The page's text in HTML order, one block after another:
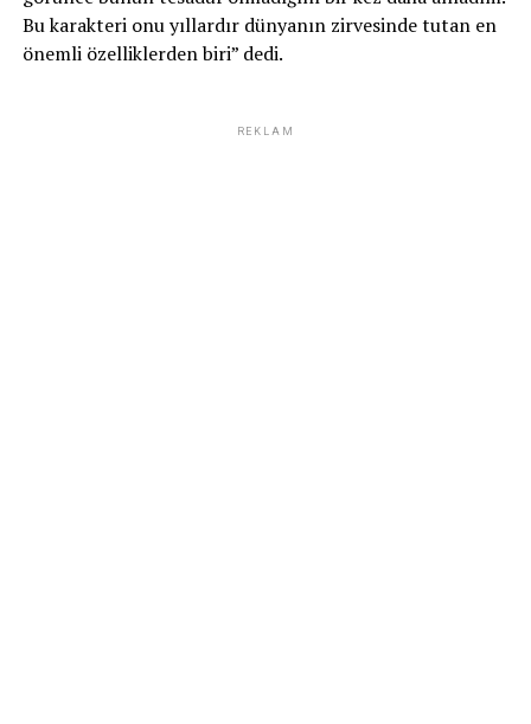
Bu karakteri onu yıllardır dünyanın zirvesinde tutan en
önemli özelliklerden biri” dedi.
REKLAM